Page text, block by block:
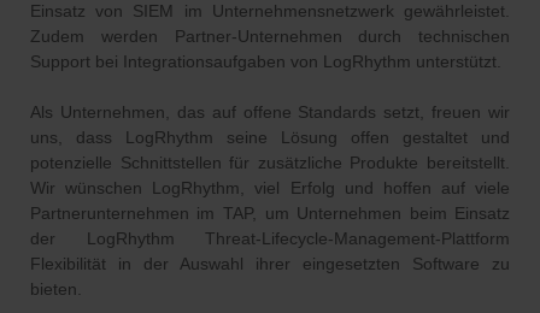
Einsatz von SIEM im Unternehmensnetzwerk gewährleistet.
Zudem werden Partner-Unternehmen durch technischen
Support bei Integrationsaufgaben von LogRhythm unterstützt.
Als Unternehmen, das auf offene Standards setzt, freuen wir
uns, dass LogRhythm seine Lösung offen gestaltet und
potenzielle Schnittstellen für zusätzliche Produkte bereitstellt.
Wir wünschen LogRhythm, viel Erfolg und hoffen auf viele
Partnerunternehmen im TAP, um Unternehmen beim Einsatz
der LogRhythm Threat-Lifecycle-Management-Plattform
Flexibilität in der Auswahl ihrer eingesetzten Software zu
bieten.